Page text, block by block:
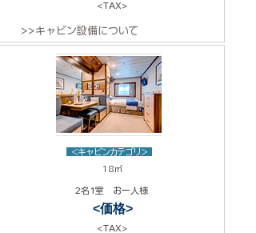
<TAX>
>>キャビン設備について
<キャビンカテゴリ>
18㎡
2名1室 お一人様
<価格>
<TAX>